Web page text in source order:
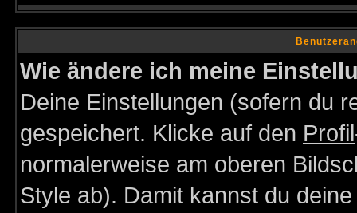
Wie ändere ich meine
Deine Einstellungen (sofern du
gespeichert. Klicke auf den Profil
normalerweise am oberen
Style ab). Damit kannst du